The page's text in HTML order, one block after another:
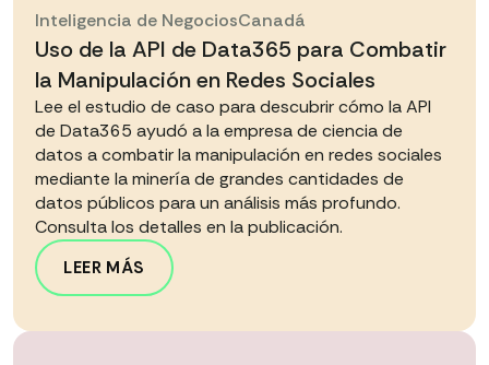
Uso de la API de Data365 para Combatir
la Manipulación en Redes Sociales
Lee el estudio de caso para descubrir cómo la API
de Data365 ayudó a la empresa de ciencia de
datos a combatir la manipulación en redes sociales
mediante la minería de grandes cantidades de
datos públicos para un análisis más profundo.
Consulta los detalles en la publicación.
LEER MÁS
Inteligencia de NegociosCanadá